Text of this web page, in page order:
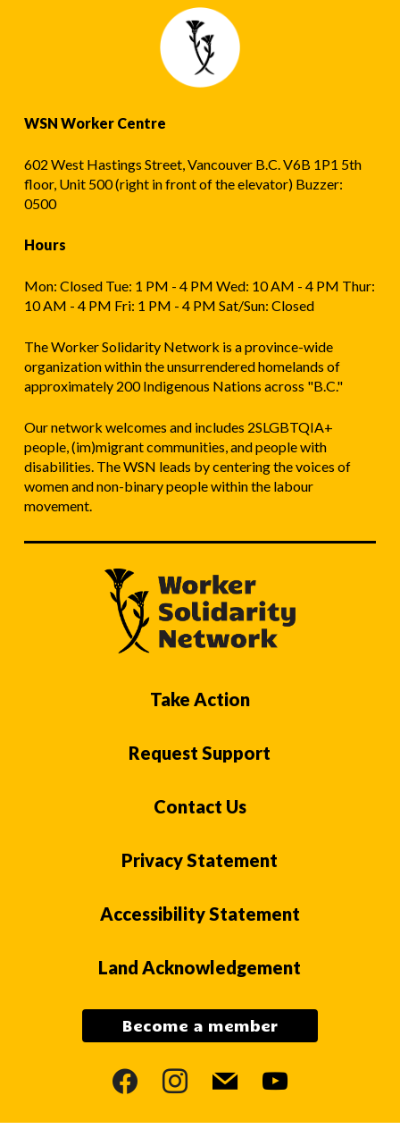
WSN Worker Centre
602 West Hastings Street, Vancouver B.C. V6B 1P1 5th
floor, Unit 500 (right in front of the elevator) Buzzer:
0500
Hours
Mon: Closed Tue: 1 PM - 4 PM Wed: 10 AM - 4 PM Thur:
10 AM - 4 PM Fri: 1 PM - 4 PM Sat/Sun: Closed
The Worker Solidarity Network is a province-wide
organization within the unsurrendered homelands of
approximately 200 Indigenous Nations across "B.C."
Our network welcomes and includes 2SLGBTQIA+
people, (im)migrant communities, and people with
disabilities. The WSN leads by centering the voices of
women and non-binary people within the labour
movement.
Take Action
Request Support
Contact Us
Privacy Statement
Accessibility Statement
Land Acknowledgement
Become a member
facebookinstagram
mail youtube